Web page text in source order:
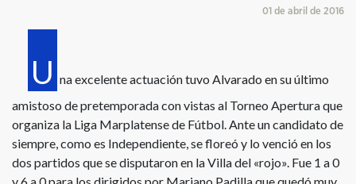
01 de abril de 2016
U na excelente actuación tuvo Alvarado en su último
amistoso de pretemporada con vistas al Torneo Apertura que
organiza la Liga Marplatense de Fútbol. Ante un candidato de
siempre, como es Independiente, se floreó y lo venció en los
dos partidos que se disputaron en la Villa del «rojo». Fue 1 a 0
y 6 a 0 para los dirigidos por Mariano Padilla que quedó muy